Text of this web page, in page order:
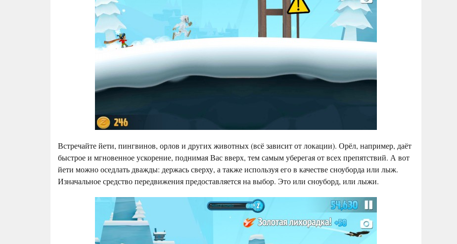
Встречайте йети, пингвинов, орлов и других животных (всё зависит от локации). Орёл, например, даёт
быстрое и мгновенное ускорение, поднимая Вас вверх, тем самым уберегая от всех препятствий. А вот
йети можно оседлать дважды: держась сверху, а также используя его в качестве сноуборда или лыж.
Изначальное средство передвижения предоставляется на выбор. Это или сноуборд, или лыжи.